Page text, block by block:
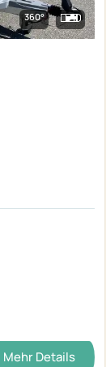
360°
Mehr Details